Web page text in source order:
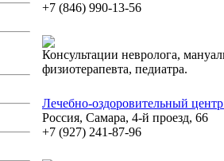
+7 (846) 990-13-56
Консультации невролога,
физиотерапевта, педиатра.
Лечебно-оздоровительный
Россия, Самара, 4-й проезд, 66
+7 (927) 241-87-96